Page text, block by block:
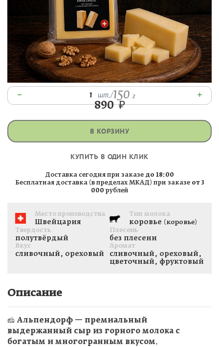
– 1 шт./150 г +
890₽
В КОРЗИНУ
КУПИТЬ В ОДИН КЛИК
Доставка сегодня при заказе до 18:00
Бесплатная доставка (в пределах МКАД) при заказе от 3
000 рублей
Место производства
Швейцария
Тип молока
коровье (коровье)
Твердость
полутвёрдый
Плесень
без плесени
Вкус
сливочный, ореховый
Аромат
сливочный, ореховый,
цветочный, фруктовый
Описание
🧀 Альпендорф — премиальный
выдержанный сыр из горного молока с
богатым и многогранным вкусом.